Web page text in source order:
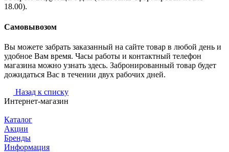
18.00).
Самовывозом
Вы можете забрать заказанный на сайте товар в любой день и
удобное Вам время. Часы работы и контактный телефон
магазина можно узнать здесь. Забронированный товар будет
дожидаться Вас в течении двух рабочих дней.
Назад к списку
Интернет-магазин
Каталог
Акции
Бренды
Информация